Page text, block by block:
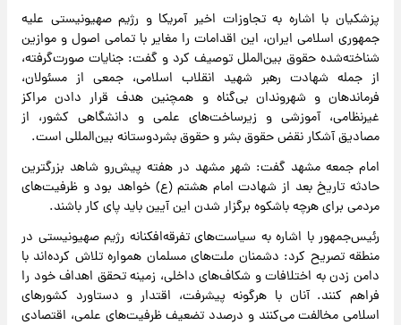
پزشکیان با اشاره به تجاوزات اخیر آمریکا و رژیم صهیونیستی علیه
جمهوری اسلامی ایران، این اقدامات را مغایر با تمامی اصول و موازین
شناخته‌شده حقوق بین‌الملل توصیف کرد و گفت: جنایات صورت‌گرفته،
از جمله شهادت رهبر شهید انقلاب اسلامی، جمعی از مسئولان،
فرماندهان و شهروندان بی‌گناه و همچنین هدف قرار دادن مراکز
غیرنظامی، آموزشی و زیرساخت‌های علمی و دانشگاهی کشور، از
مصادیق آشکار نقض حقوق بشر و حقوق بشردوستانه بین‌المللی است.
امام جمعه مشهد گفت: شهر مشهد در هفته پیش‌رو شاهد بزرگترین
حادثه تاریخ بعد از شهادت امام هشتم (ع) خواهد بود و ظرفیت‌های
مردمی برای هرچه باشکوه برگزار شدن این آیین باید پای کار باشند.
رئیس‌جمهور با اشاره به سیاست‌های تفرقه‌افکنانه رژیم صهیونیستی در
منطقه تصریح کرد: دشمنان ملت‌های مسلمان همواره تلاش کرده‌اند با
دامن زدن به اختلافات و شکاف‌های داخلی، زمینه تحقق اهداف خود را
فراهم کنند. آنان با هرگونه پیشرفت، اقتدار و دستاورد کشورهای
اسلامی مخالفت می‌کنند و درصدد تضعیف ظرفیت‌های علمی، اقتصادی